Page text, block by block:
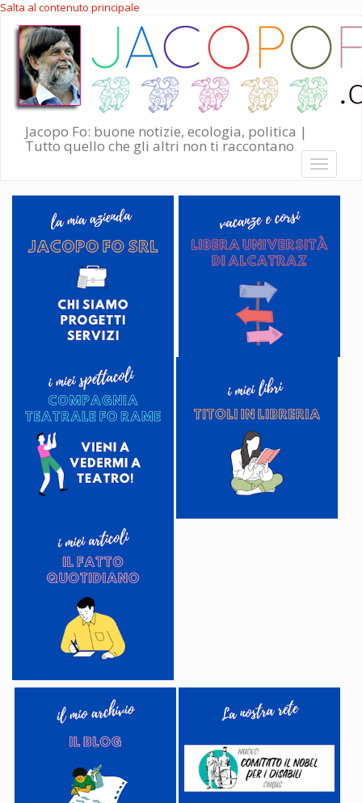
Salta al contenuto principale
Jacopo Fo: buone notizie, ecologia, politica |
Tutto quello che gli altri non ti raccontano
Toggle